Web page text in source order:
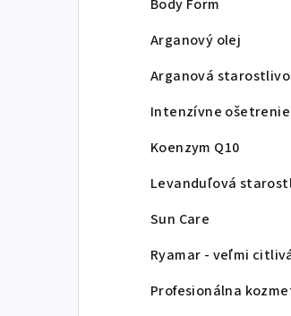
Body Form
Arganový olej
Arganová
Intenzívne
Koenzym Q10
Levanduľová
Sun Care
Ryamar - veľmi
Profesionálna